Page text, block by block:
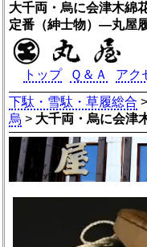
大千両・烏に会津木
定番（紳士物）―丸屋
トップ Ｑ＆Ａ アク
下駄・雪駄・草履総合 >
烏 > 大千両・烏に会津